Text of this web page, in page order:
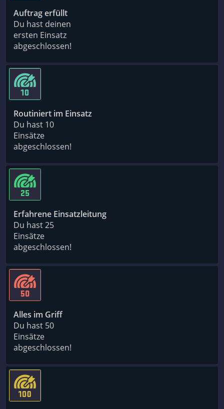
Auftrag erfüllt
Du hast deinen
ersten Einsatz
abgeschlossen!
Routiniert im Einsatz
Du hast 10
Einsätze
abgeschlossen!
Erfahrene Einsatzleitung
Du hast 25
Einsätze
abgeschlossen!
Alles im Griff
Du hast 50
Einsätze
abgeschlossen!